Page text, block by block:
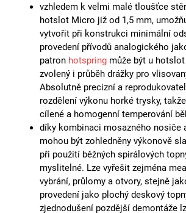
vzhledem k velmi malé tloušťce
hotslot Micro již od 1,5 mm,
vytvořit při konstrukci minimální
provedení přívodů analogického
patron hotspring může být u
zvolený i průběh drážky pro
Absolutně precizní a
rozdělení výkonu horké trysky,
cílené a homogenní temperování
díky kombinaci mosazného nosiče
mohou být zohledněny výkonově
při použití běžných spirálových
myslitelné. Lze vyřešit zejména
vybrání, průlomy a otvory, stejně
provedení jako plochý deskový
zjednodušení pozdější demontáže